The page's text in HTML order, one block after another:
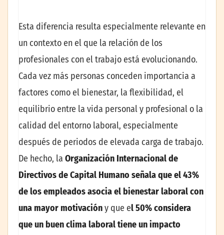
Esta diferencia resulta especialmente relevante en
un contexto en el que la relación de los
profesionales con el trabajo está evolucionando.
Cada vez más personas conceden importancia a
factores como el bienestar, la flexibilidad, el
equilibrio entre la vida personal y profesional o la
calidad del entorno laboral, especialmente
después de periodos de elevada carga de trabajo.
De hecho, la Organización Internacional de
Directivos de Capital Humano señala que el 43%
de los empleados asocia el bienestar laboral con
una mayor motivacióny que el 50% considera
que un buen clima laboral tiene un impacto